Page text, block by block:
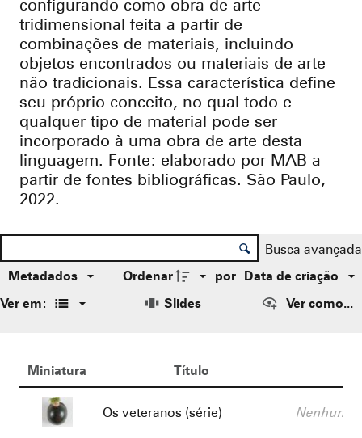
configurando como obra de arte
tridimensional feita a partir de
combinações de materiais, incluindo
objetos encontrados ou materiais de arte
não tradicionais. Essa característica define
seu próprio conceito, no qual todo e
qualquer tipo de material pode ser
incorporado à uma obra de arte desta
linguagem. Fonte: elaborado por MAB a
partir de fontes bibliográficas. São Paulo,
2022.
Controle de ordenação e visualização Busca avançada
Metadados Ordenar por Data de criação
Ver em:
Slides Ver como...
Resultados da lista de itens
Miniatura Título
Título:
Os veteranos (série) Descrição:
Nenhum